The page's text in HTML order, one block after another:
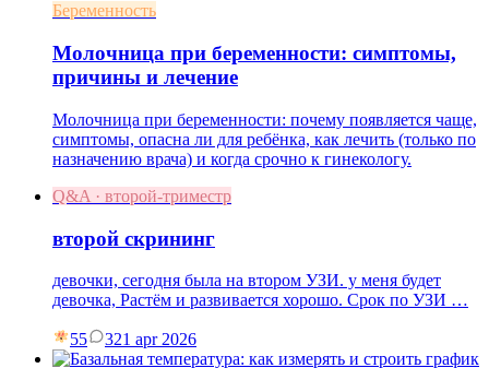
Беременность
Молочница при беременности: симптомы,
причины и лечение
Молочница при беременности: почему появляется чаще,
симптомы, опасна ли для ребёнка, как лечить (только по
назначению врача) и когда срочно к гинекологу.
Q&A · второй-триместр
второй скрининг
девочки, сегодня была на втором УЗИ. у меня будет
девочка, Растём и развивается хорошо. Срок по УЗИ …
55 321 apr 2026